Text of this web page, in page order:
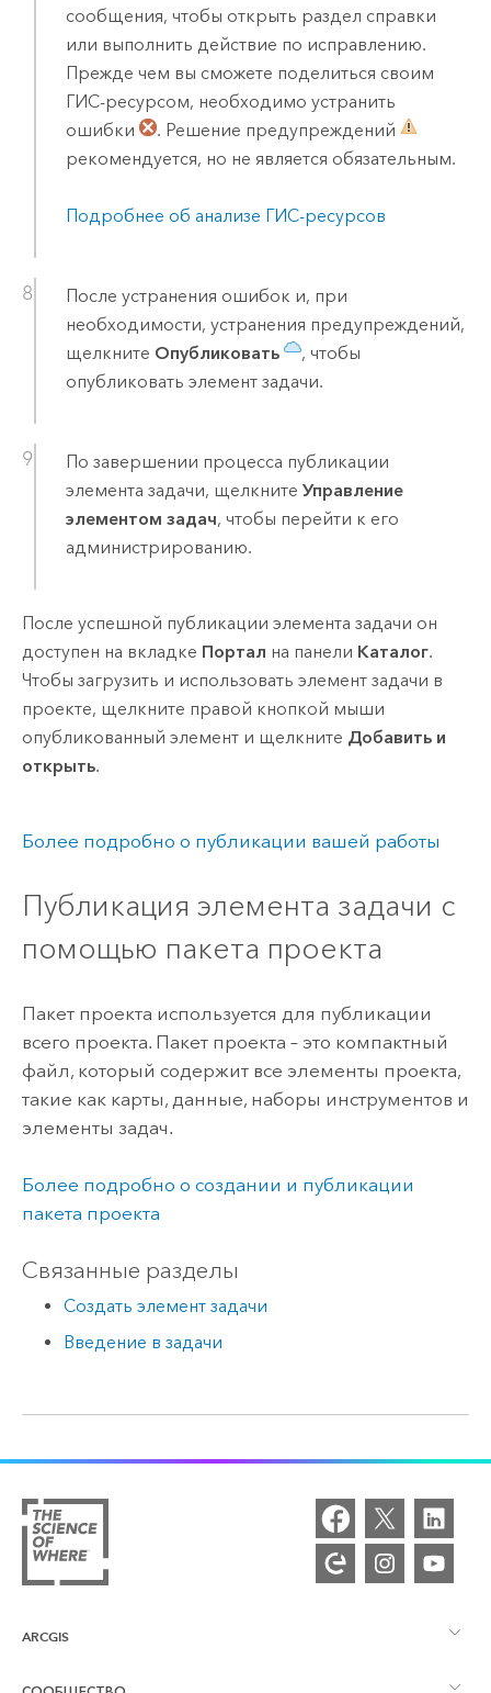
сообщения, чтобы открыть раздел справки
или выполнить действие по исправлению.
Прежде чем вы сможете поделиться своим
ГИС-ресурсом, необходимо устранить
ошибки
. Решение предупреждений
рекомендуется, но не является обязательным.
Подробнее об анализе ГИС-ресурсов
После устранения ошибок и, при
необходимости, устранения предупреждений,
щелкните Опубликовать
, чтобы
опубликовать элемент задачи.
По завершении процесса публикации
элемента задачи, щелкните Управление
элементом задач, чтобы перейти к его
администрированию.
После успешной публикации элемента задачи он
доступен на вкладке Портал на панели Каталог.
Чтобы загрузить и использовать элемент задачи в
проекте, щелкните правой кнопкой мыши
опубликованный элемент и щелкните Добавить и
открыть.
Более подробно о публикации вашей работы
Публикация элемента задачи с
помощью пакета проекта
Пакет проекта используется для публикации
всего проекта. Пакет проекта – это компактный
файл, который содержит все элементы проекта,
такие как карты, данные, наборы инструментов и
элементы задач.
Более подробно о создании и публикации
пакета проекта
Связанные разделы
Создать элемент задачи
Введение в задачи
ARCGIS